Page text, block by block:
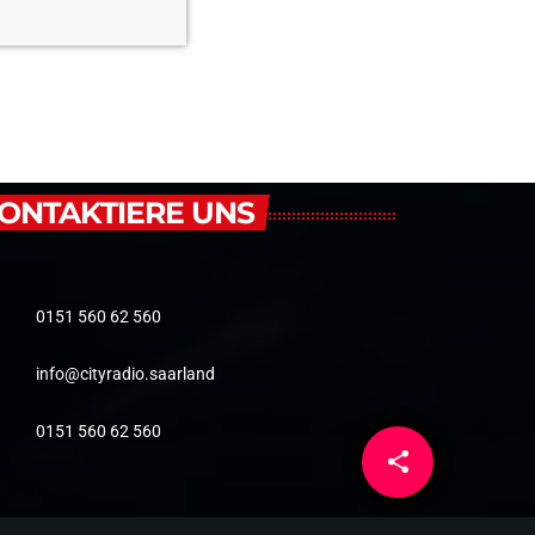
share
email
UNS
0151 560 62 560
info@cityradio.saarland
0151 560 62 560